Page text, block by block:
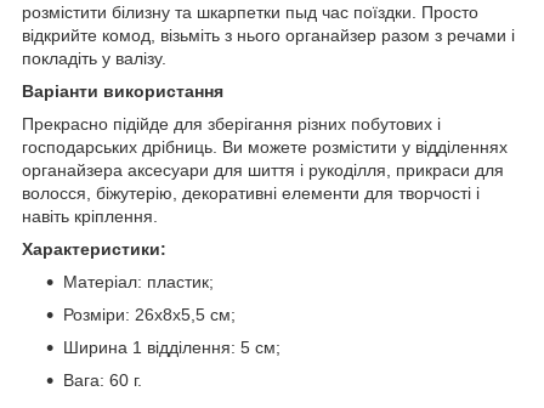
розмістити білизну та шкарпетки пыд час поїздки. Просто
відкрийте комод, візьміть з нього органайзер разом з речами і
покладіть у валізу.
Варіанти використання
Прекрасно підійде для зберігання різних побутових і
господарських дрібниць. Ви можете розмістити у відділеннях
органайзера аксесуари для шиття і рукоділля, прикраси для
волосся, біжутерію, декоративні елементи для творчості і
навіть кріплення.
Характеристики:
Матеріал: пластик;
Розміри: 26х8х5,5 см;
Ширина 1 відділення: 5 см;
Вага: 60 г.